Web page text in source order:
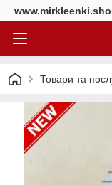
Товари та